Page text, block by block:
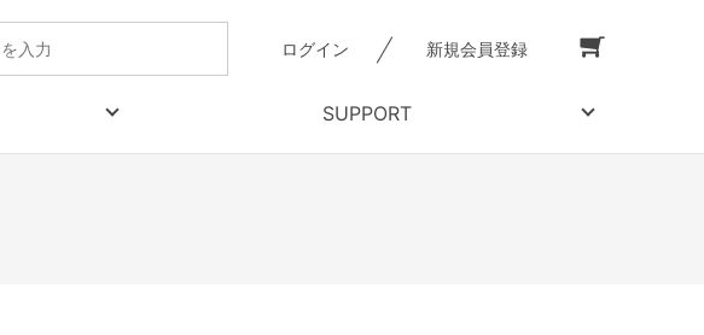
ログイン 新規会員登録
SUPPORT